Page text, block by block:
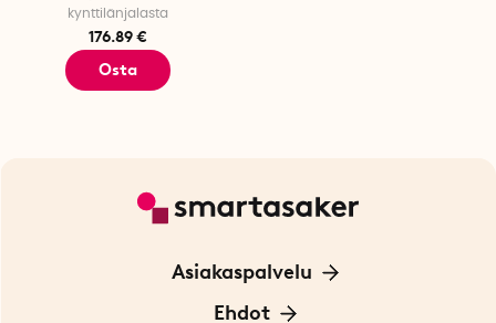
kynttilänjalasta
176.89 €
Osta
Asiakaspalvelu
Ota yhteyttä
Ehdot